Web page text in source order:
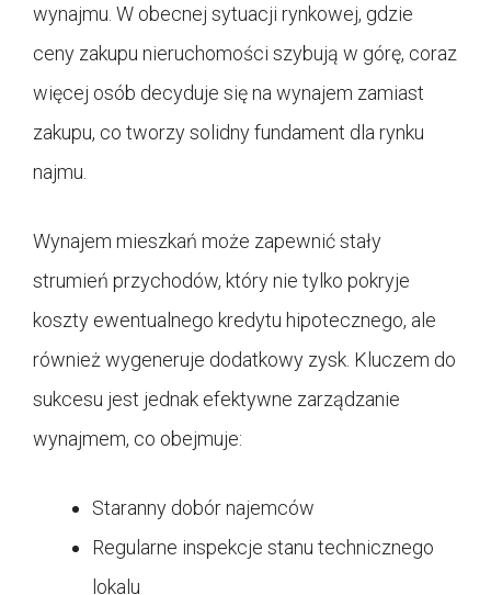
wynajmu. W obecnej sytuacji rynkowej, gdzie
ceny zakupu nieruchomości szybują w górę, coraz
więcej osób decyduje się na wynajem zamiast
zakupu, co tworzy solidny fundament dla rynku
najmu.
Wynajem mieszkań może zapewnić stały
strumień przychodów, który nie tylko pokryje
koszty ewentualnego kredytu hipotecznego, ale
również wygeneruje dodatkowy zysk. Kluczem do
sukcesu jest jednak efektywne zarządzanie
wynajmem, co obejmuje:
Staranny dobór najemców
Regularne inspekcje stanu technicznego
lokalu